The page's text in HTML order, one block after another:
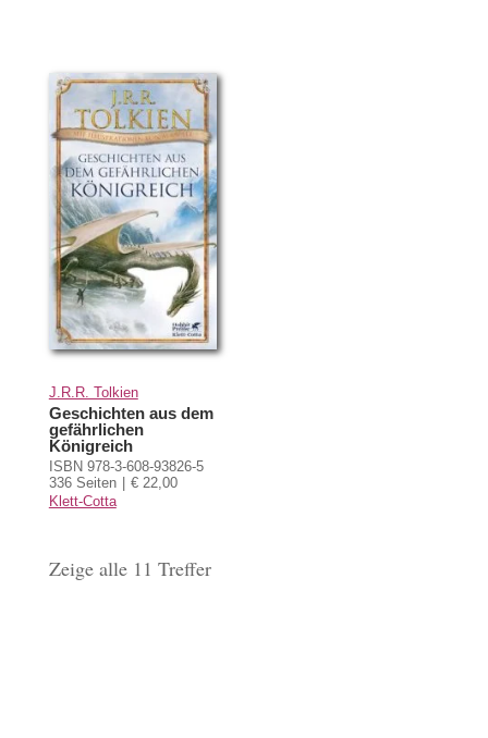
J.R.R. Tolkien
Geschichten aus dem
gefährlichen
Königreich
ISBN 978-3-608-93826-5
336 Seiten
€ 22,00
Klett-Cotta
Zeige alle 11 Treffer